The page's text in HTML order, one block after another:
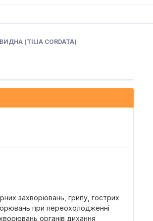
(TILIA CORDATA)
захворювань, грипу, гострих
при переохолодженні
органів дихання